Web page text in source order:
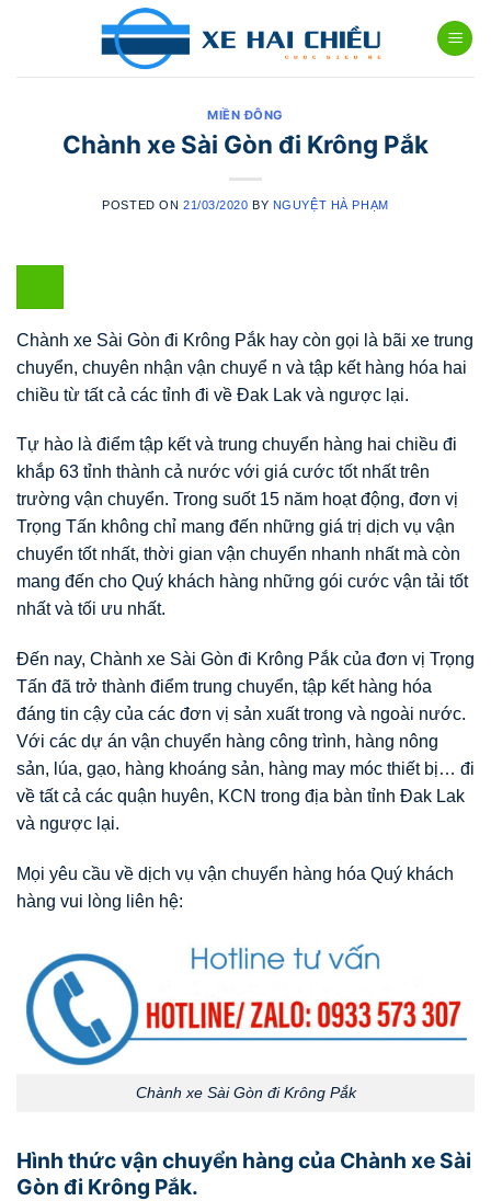
MIỀN ĐÔNG
Chành xe Sài Gòn đi Krông Pắk
POSTED ON 21/03/2020 BY NGUYỆT HÀ PHẠM
Chành xe Sài Gòn đi Krông Pắk hay còn gọi là bãi xe trung
chuyển, chuyên nhận vận chuyể n và tập kết hàng hóa hai
chiều từ tất cả các tỉnh đi về Đak Lak và ngược lại.
Tự hào là điểm tập kết và trung chuyển hàng hai chiều đi
khắp 63 tỉnh thành cả nước với giá cước tốt nhất trên
trường vận chuyển. Trong suốt 15 năm hoạt động, đơn vị
Trọng Tấn không chỉ mang đến những giá trị dịch vụ vận
chuyển tốt nhất, thời gian vận chuyển nhanh nhất mà còn
mang đến cho Quý khách hàng những gói cước vận tải tốt
nhất và tối ưu nhất.
Đến nay, Chành xe Sài Gòn đi Krông Pắk của đơn vị Trọng
Tấn đã trở thành điểm trung chuyển, tập kết hàng hóa
đáng tin cậy của các đơn vị sản xuất trong và ngoài nước.
Với các dự án vận chuyển hàng công trình, hàng nông
sản, lúa, gạo, hàng khoáng sản, hàng may móc thiết bị… đi
về tất cả các quận huyên, KCN trong địa bàn tỉnh Đak Lak
và ngược lại.
Mọi yêu cầu về dịch vụ vận chuyển hàng hóa Quý khách
hàng vui lòng liên hệ:
Chành xe Sài Gòn đi Krông Pắk
Hình thức vận chuyển hàng của Chành xe Sài
Gòn đi Krông Pắk.